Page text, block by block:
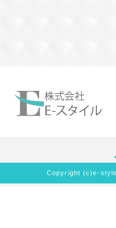
Copyright (c)e-